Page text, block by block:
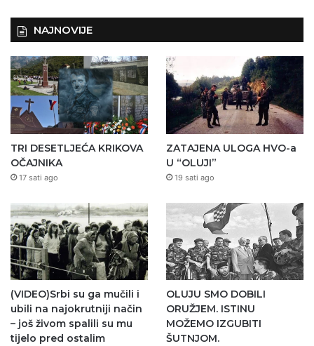
NAJNOVIJE
TRI DESETLJEĆA KRIKOVA
OČAJNIKA
17 sati ago
ZATAJENA ULOGA HVO-a
U “OLUJI”
19 sati ago
(VIDEO)Srbi su ga mučili i
ubili na najokrutniji način
– još živom spalili su mu
tijelo pred ostalim
OLUJU SMO DOBILI
ORUŽJEM. ISTINU
MOŽEMO IZGUBITI
ŠUTNJOM.